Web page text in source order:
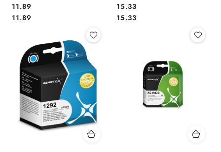
Cena:
11.89
Cena:
11.89
Cena:
15.33
Cena:
15.33